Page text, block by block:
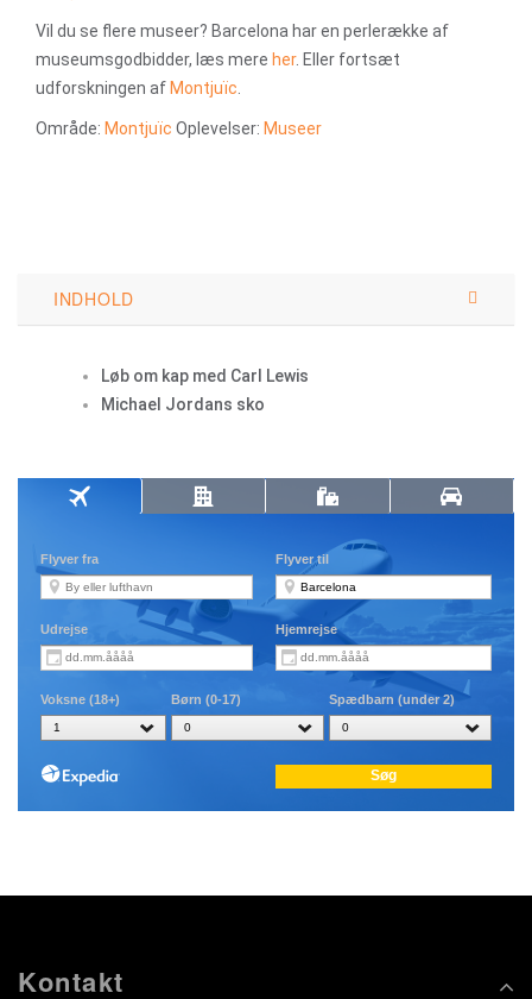
Vil du se flere museer? Barcelona har en perlerække af
museumsgodbidder, læs mere her. Eller fortsæt
udforskningen af Montjuïc
Område: Montjuïc Oplevelser: Museer
INDHOLD
Løb om kap med Carl Lewis
Michael Jordans sko
Kontakt